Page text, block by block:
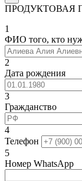
ПРОДУКТОВАЯ
1
ФИО того, кто
2
Дата рождения
3
Гражданство
4
Телефон
5
Номер WhatsApp